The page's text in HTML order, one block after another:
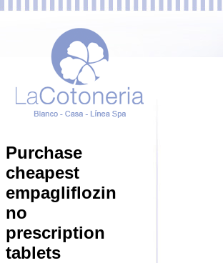
Purchase
cheapest
empagliflozin
no
prescription
tablets